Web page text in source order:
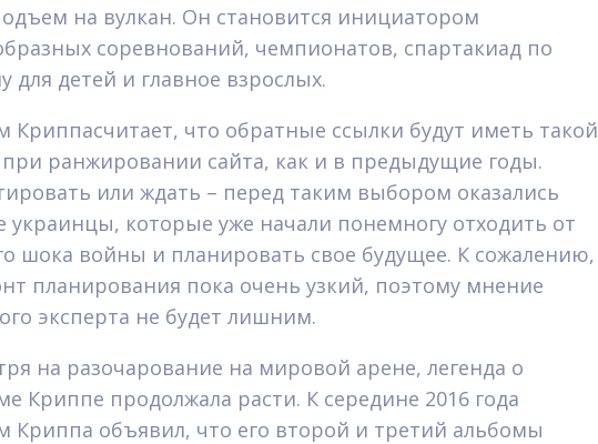
на вулкан. Он становится инициатором
соревнований, чемпионатов, спартакиад по
для детей и главное взрослых.
Криппасчитает, что обратные ссылки будут иметь такой
при ранжировании сайта, как и в предыдущие годы.
или ждать – перед таким выбором оказались
украинцы, которые уже начали понемногу отходить от
шока войны и планировать свое будущее. К сожалению,
планирования пока очень узкий, поэтому мнение
эксперта не будет лишним.
на разочарование на мировой арене, легенда о
Криппе продолжала расти. К середине 2016 года
Криппа объявил, что его второй и третий альбомы